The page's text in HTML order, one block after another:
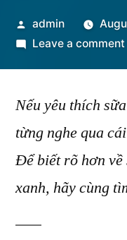
Posted
by
admin
Leave a comment
Nếu yêu thích
từng nghe qua
Để biết rõ hơn về
xanh, hãy cùng